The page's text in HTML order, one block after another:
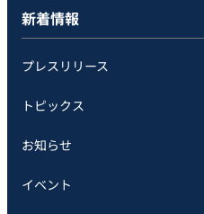
新着情報
プレスリリース
トピックス
お知らせ
イベント